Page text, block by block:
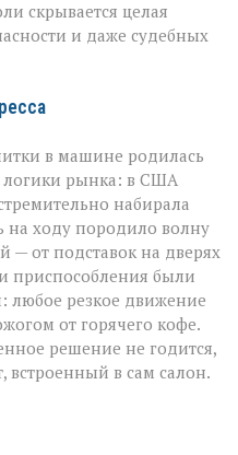
скрывается целая
и даже судебных
в машине родилась
логики рынка: в США
набирала
на ходу породило волну
от подставок на дверях
приспособления были
резкое движение
от горячего кофе.
решение не годится,
в сам салон.